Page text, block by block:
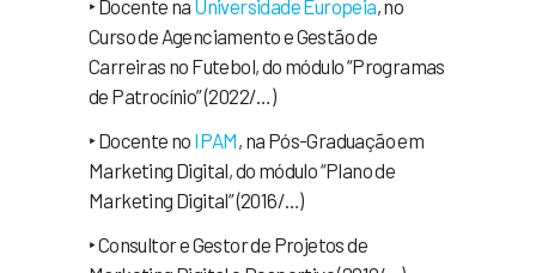
‣ Docente na Universidade Europeia, no
Curso de Agenciamento e Gestão de
Carreiras no Futebol, do módulo “Programas
de Patrocínio” (2022/…)
‣ Docente no IPAM, na Pós-Graduação em
Marketing Digital, do módulo “Plano de
Marketing Digital” (2016/…)
‣ Consultor e Gestor de Projetos de